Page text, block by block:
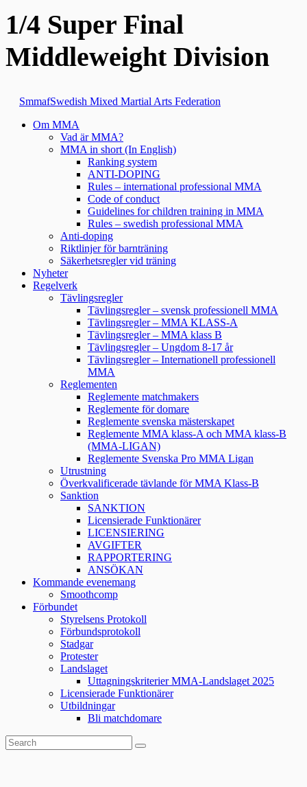
1/4 Super Final
Middleweight Division
SmmafSwedish Mixed Martial Arts Federation
Om MMA
Vad är MMA?
MMA in short (In English)
Ranking system
ANTI-DOPING
Rules – international professional MMA
Code of conduct
Guidelines for children training in MMA
Rules – swedish professional MMA
Anti-doping
Riktlinjer för barnträning
Säkerhetsregler vid träning
Nyheter
Regelverk
Tävlingsregler
Tävlingsregler – svensk professionell MMA
Tävlingsregler – MMA KLASS-A
Tävlingsregler – MMA klass B
Tävlingsregler – Ungdom 8-17 år
Tävlingsregler – Internationell professionell
MMA
Reglementen
Reglemente matchmakers
Reglemente för domare
Reglemente svenska mästerskapet
Reglemente MMA klass-A och MMA klass-B
(MMA-LIGAN)
Reglemente Svenska Pro MMA Ligan
Utrustning
Överkvalificerade tävlande för MMA Klass-B
Sanktion
SANKTION
Licensierade Funktionärer
LICENSIERING
AVGIFTER
RAPPORTERING
ANSÖKAN
Kommande evenemang
Smoothcomp
Förbundet
Styrelsens Protokoll
Förbundsprotokoll
Stadgar
Protester
Landslaget
Uttagningskriterier MMA-Landslaget 2025
Licensierade Funktionärer
Utbildningar
Bli matchdomare